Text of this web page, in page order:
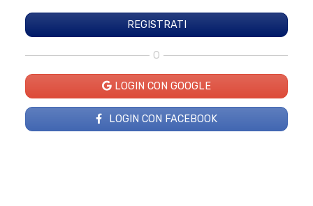
O
LOGIN CON GOOGLE
LOGIN CON FACEBOOK